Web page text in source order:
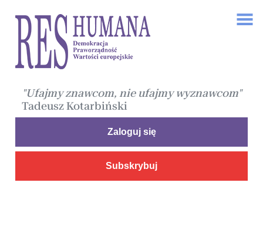
"Ufajmy znawcom, nie ufajmy wyznawcom"
Tadeusz Kotarbiński
Zaloguj się
Subskrybuj